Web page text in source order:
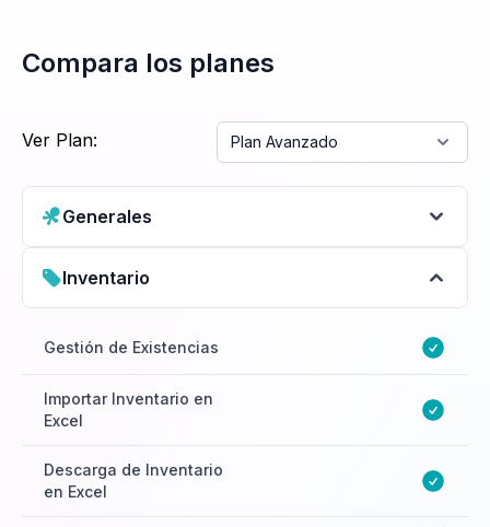
Compara los planes
Ver Plan: Plan Avanzado
Generales
3 por Sucursal y
Ilimitados
y compra hasta 2 más por
$2,148 + IVA por año cada
Inventario
Gestión de Existencias
Importar Inventario en
Excel
Descarga de Inventario
en Excel